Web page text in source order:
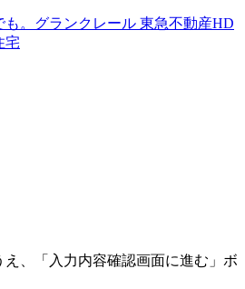
え、「入力内容確認画面に進む」ボ